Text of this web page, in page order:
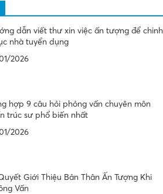
dẫn viết thư xin việc ấn tượng để chinh
nhà tuyển dụng
2026
hợp 9 câu hỏi phỏng vấn chuyên môn
trúc sư phổ biến nhất
2026
Giới Thiệu Bản Thân Ấn Tượng Khi
Vấn